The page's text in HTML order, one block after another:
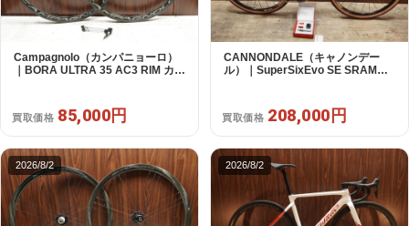
Campagnolo（カンパニョーロ）
｜BORA ULTRA 35 AC3 RIM カン
買取価格 85,000円
CANNONDALE（キャノンデー
ル）｜SuperSixEvo SE SRAM
年｜美品｜買取金額 208,000円
買取価格 208,000円
2026/8/2 2026/8/2